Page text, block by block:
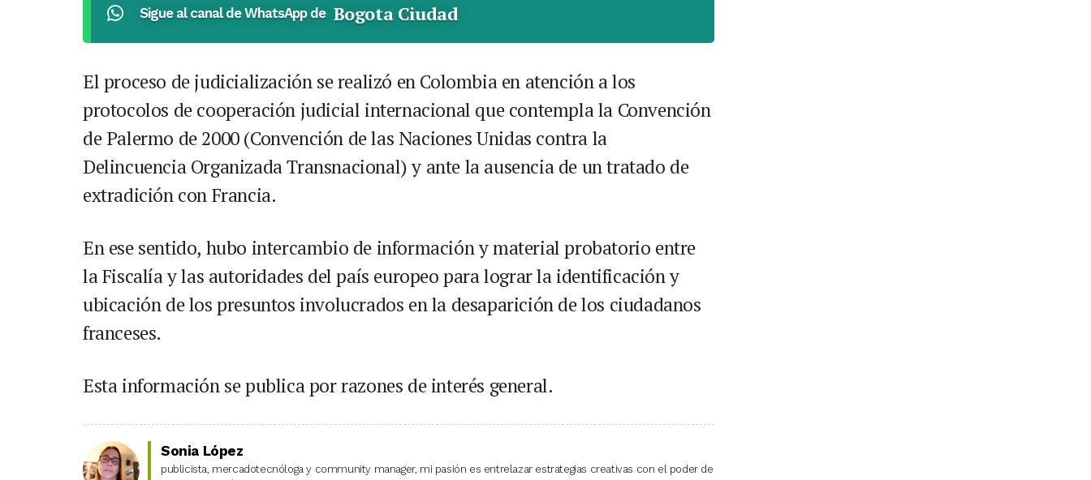
Sigue al canal de WhatsApp de Bogota Ciudad
El proceso de judicialización se realizó en Colombia en atención a los
protocolos de cooperación judicial internacional que contempla la Convención
de Palermo de 2000 (Convención de las Naciones Unidas contra la
Delincuencia Organizada Transnacional) y ante la ausencia de un tratado de
extradición con Francia.
En ese sentido, hubo intercambio de información y material probatorio entre
la Fiscalía y las autoridades del país europeo para lograr la identificación y
ubicación de los presuntos involucrados en la desaparición de los ciudadanos
franceses.
Esta información se publica por razones de interés general.
Sonia López
publicista, mercadotecnóloga y community manager, mi pasión es entrelazar estrategias creativas con el poder de